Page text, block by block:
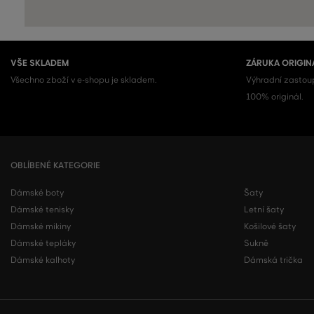
VŠE SKLADEM
Všechno zboží v e-shopu je skladem.
ZÁRUKA
Výhradní
100% originál.
OBLÍBENÉ KATEGORIE
Dámské boty
Dámské tenisky
Dámské mikiny
Dámské tepláky
Dámské kalhoty
Šaty
Letní šaty
Košilové šaty
Sukně
Dámská trička